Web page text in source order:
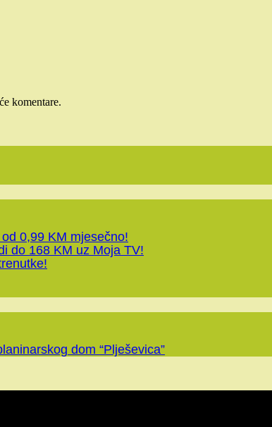
komentare.
0,99 KM mjesečno!
do 168 KM uz Moja TV!
dom “Plješevica”